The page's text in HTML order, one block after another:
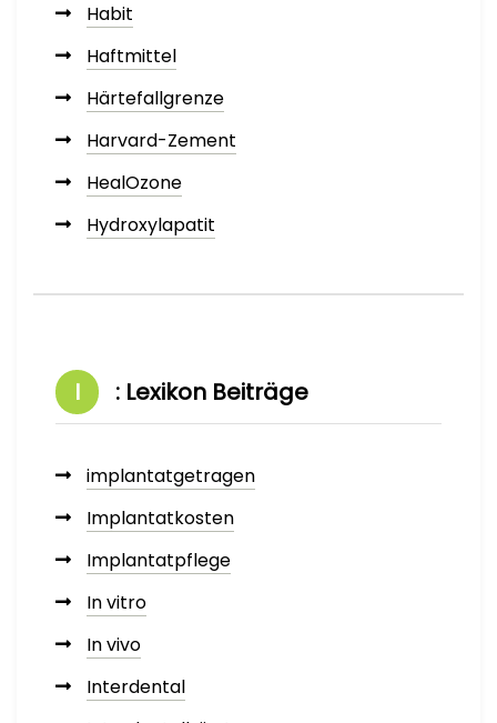
Habit
Haftmittel
Härtefallgrenze
Harvard-Zement
HealOzone
Hydroxylapatit
I : Lexikon Beiträge
implantatgetragen
Implantatkosten
Implantatpflege
In vitro
In vivo
Interdental